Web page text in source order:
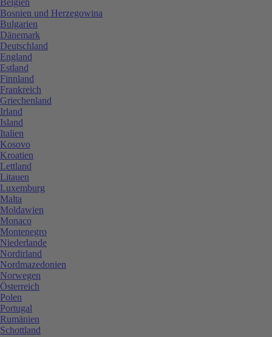
Bosnien und Herzegowina
Bulgarien
Dänemark
Deutschland
England
Estland
Finnland
Frankreich
Griechenland
Irland
Island
Italien
Kosovo
Kroatien
Lettland
Litauen
Luxemburg
Malta
Moldawien
Monaco
Montenegro
Niederlande
Nordirland
Nordmazedonien
Norwegen
Österreich
Polen
Portugal
Rumänien
Schottland